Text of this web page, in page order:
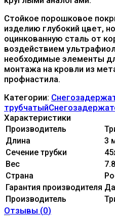
Стойкое порошковое
изделию глубокий цвет,
оцинкованную сталь от
воздействием
необходимые элементы
монтажа на кровли из
профнастила.
Категории:
трубчатый
Характеристики
Производитель
Длина
3
Сечение трубки
Вес
Страна
Гарантия производителя Да
Производитель
Отзывы (0)